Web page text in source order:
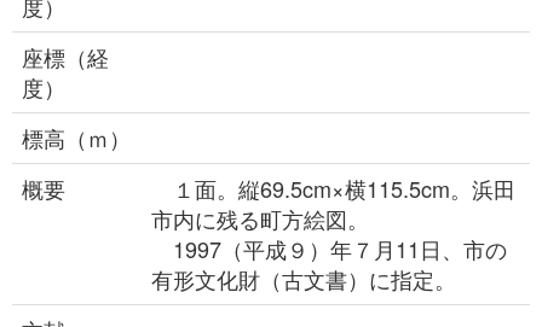
座標（経
度）
標高（ｍ）
概要
１面。縦69.5cm×横115.5cm。浜田
市内に残る町方絵図。
1997（平成９）年７月11日、市の
有形文化財（古文書）に指定。